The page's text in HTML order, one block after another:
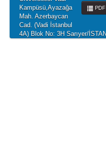
PDF
Kampüsü,Ayazağa
Mah. Azerbaycan
Cad. (Vadi İstanbul
4A) Blok No: 3H Sarıyer/